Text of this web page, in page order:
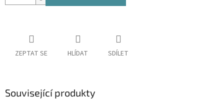
ZEPTAT SE HLÍDAT SDÍLET
Související produkty